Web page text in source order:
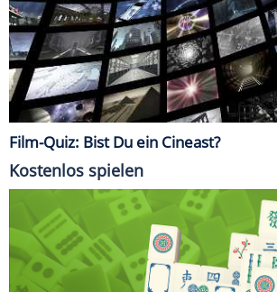
Film-Quiz: Bist Du ein Cineast?
Kostenlos spielen